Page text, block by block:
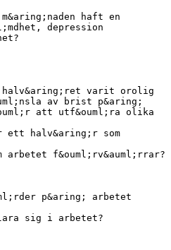
haft en
depression
halv&aring;ret varit orolig
av brist p&aring;
att utf&ouml;ra olika
ett halv&aring;r som
arbetet f&ouml;rv&auml;rrar?
p&aring; arbetet
sig i arbetet?